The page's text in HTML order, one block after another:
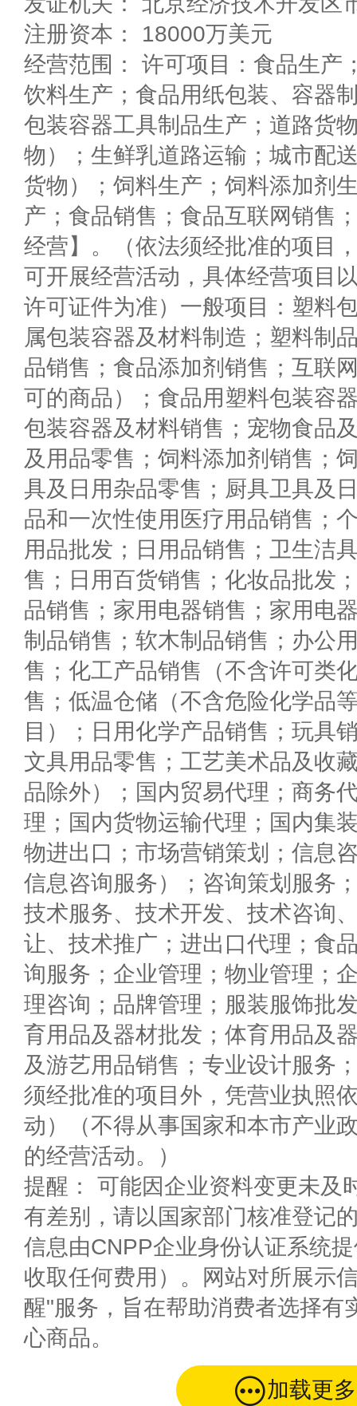
注册资本： 18000万美元
经营范围： 许可项目：食品生产
饮料生产；食品用纸包装、容器
包装容器工具制品生产；道路货
物）；生鲜乳道路运输；城市配
货物）；饲料生产；饲料添加剂
产；食品销售；食品互联网销售
经营】。（依法须经批准的项目
可开展经营活动，具体经营项目
许可证件为准）一般项目：塑料
属包装容器及材料制造；塑料制
品销售；食品添加剂销售；互联
可的商品）；食品用塑料包装容
包装容器及材料销售；宠物食品
及用品零售；饲料添加剂销售；
具及日用杂品零售；厨具卫具及
品和一次性使用医疗用品销售；
用品批发；日用品销售；卫生洁
售；日用百货销售；化妆品批发
品销售；家用电器销售；家用电
制品销售；软木制品销售；办公
售；化工产品销售（不含许可类
售；低温仓储（不含危险化学品
目）；日用化学产品销售；玩具
文具用品零售；工艺美术品及收
品除外）；国内贸易代理；商务
理；国内货物运输代理；国内集
物进出口；市场营销策划；信息
信息咨询服务）；咨询策划服务
技术服务、技术开发、技术咨询
让、技术推广；进出口代理；食
询服务；企业管理；物业管理；
理咨询；品牌管理；服装服饰批
育用品及器材批发；体育用品及
及游艺用品销售；专业设计服务
须经批准的项目外，凭营业执照
动）（不得从事国家和本市产业
的经营活动。）
提醒： 可能因企业资料变更未及
有差别，请以国家部门核准登记
信息由CNPP企业身份认证系统
收取任何费用）。网站对所展示
醒"服务，旨在帮助消费者选择有
心商品。
加载更多